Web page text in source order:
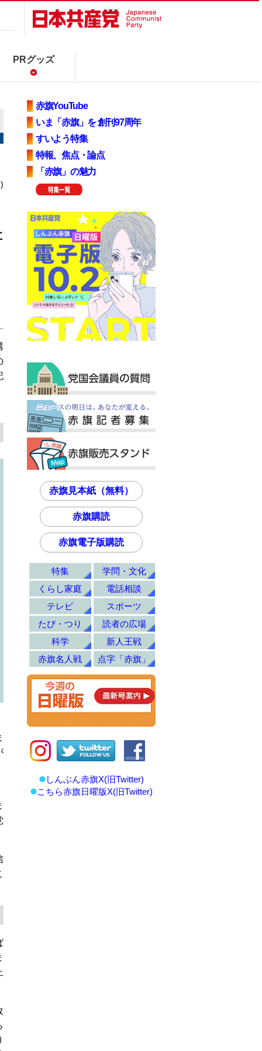
PRグッズ
赤旗YouTube
いま「赤旗」を 創刊97周年
すいよう特集
特報、焦点・論点
「赤旗」の魅力
赤旗見本紙（無料）
赤旗購読
赤旗電子版購読
特集
学問・文化
くらし家庭
電話相談
テレビ
スポーツ
たび・つり
読者の広場
科学
新人王戦
赤旗名人戦
点字「赤旗」
しんぶん赤旗X(旧Twitter)
こちら赤旗日曜版X(旧Twitter)